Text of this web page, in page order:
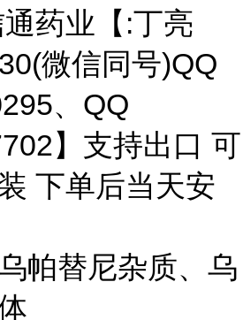
药业【:丁亮
微信同号)QQ
、QQ
】支持出口 可
下单后当天安
帕替尼杂质、乌